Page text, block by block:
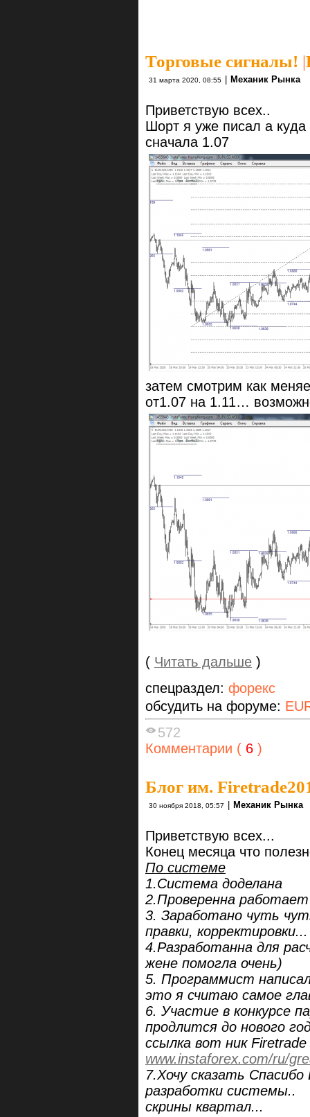
Торговые сигналы! |
31 марта 2020, 08:55 | Механик Рынка
Приветствyю всех..
Шорт я уже писал а
сначала 1.07
затем смотрим как
от1.07 на 1.11…
( Читать дальше )
спецраздел: форекс
обсудить на форуме:
572
Комментарии ( 6 )
Блог им.
30 ноября 2018, 05:57 Механик Рынка
Приветствую всех...
Конец месяца что
По системе
1.Система доделана
2.Проверенна работает
3. Заработано чуть
правки, корректировки...
4.Разработанна для
жене помогла очень)
5. Программист
это я считаю самое
6. Участие в конкурсе
продлится до нового
ссылка вот ник
www.instaforex.com/ru/
7.Хочу сказать
разработки системы..
скрины квартал...